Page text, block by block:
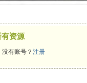
资源
没有账号？注册